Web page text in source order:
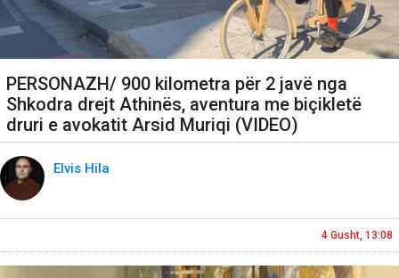
PERSONAZH/ 900 kilometra për 2 javë nga
Shkodra drejt Athinës, aventura me biçikletë
druri e avokatit Arsid Muriqi (VIDEO)
Elvis Hila
4 Gusht, 13:08